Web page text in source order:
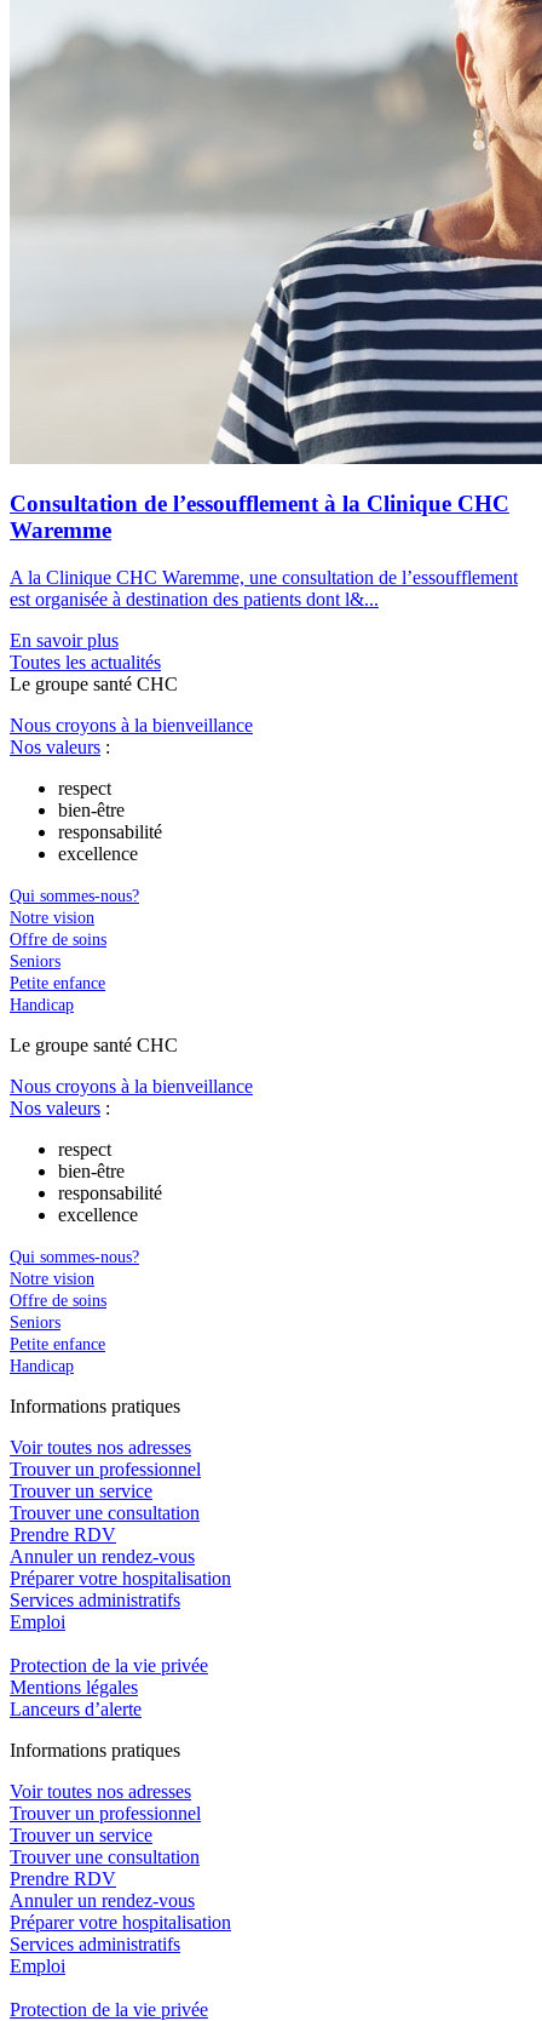
Consultation de l’essoufflement à la Clinique CHC
Waremme
A la Clinique CHC Waremme, une consultation de l’essoufflement
est organisée à destination des patients dont l&...
En savoir plus
Toutes les actualités
Le groupe santé CHC
Nous croyons à la bienveillance
Nos valeurs :
respect
bien-être
responsabilité
excellence
Qui sommes-nous?
Notre vision
Offre de soins
Seniors
Petite enfance
Handicap
Le groupe santé CHC
Nous croyons à la bienveillance
Nos valeurs :
respect
bien-être
responsabilité
excellence
Qui sommes-nous?
Notre vision
Offre de soins
Seniors
Petite enfance
Handicap
Informations pratiques
Voir toutes nos adresses
Trouver un professionnel
Trouver un service
Trouver une consultation
Prendre RDV
Annuler un rendez-vous
Préparer votre hospitalisation
Services administratifs
Emploi​
Protection de la vie privée
Mentions légales
Lanceurs d’alerte
Informations pratiques
Voir toutes nos adresses
Trouver un professionnel
Trouver un service
Trouver une consultation
Prendre RDV
Annuler un rendez-vous
Préparer votre hospitalisation
Services administratifs
Emploi​
Protection de la vie privée